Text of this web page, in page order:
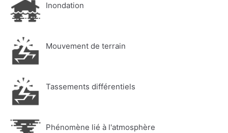
Inondation
Mouvement de terrain
Tassements différentiels
Phénomène lié à l'atmosphère